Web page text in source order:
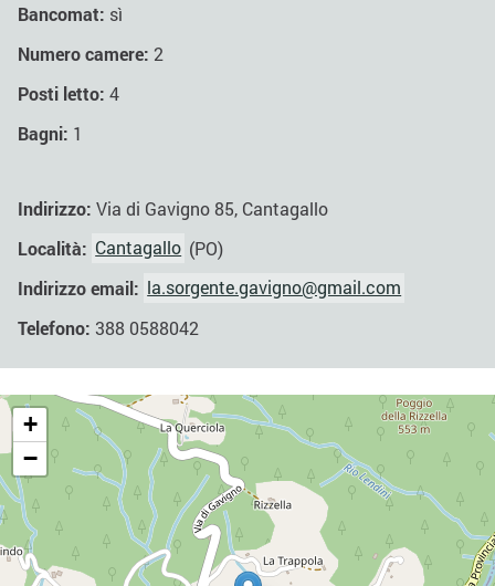
Bancomat: sì
Numero camere: 2
Posti letto: 4
Bagni: 1
Indirizzo: Via di Gavigno 85, Cantagallo
Località: Cantagallo (PO)
Indirizzo email: la.sorgente.gavigno@gmail.com
Telefono: 388 0588042
+
−